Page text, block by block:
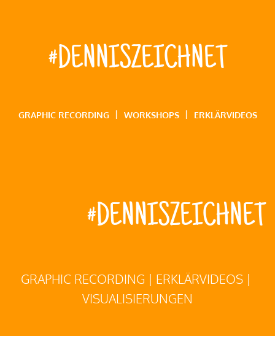
#DENNISZEICHNET
GRAPHIC RECORDING WORKSHOPS ERKLÄRVIDEOS
#DENNISZEICHNET
GRAPHIC RECORDING | ERKLÄRVIDEOS |
VISUALISIERUNGEN